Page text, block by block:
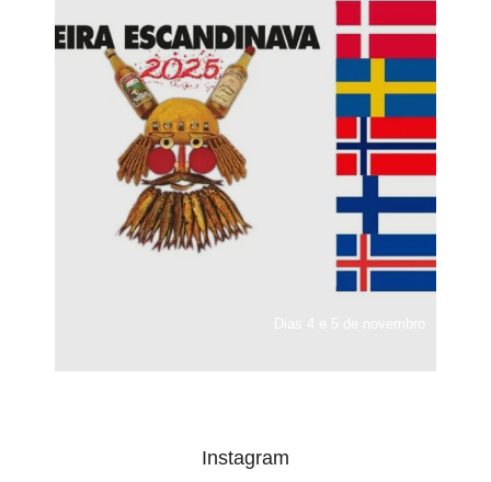
Instagram